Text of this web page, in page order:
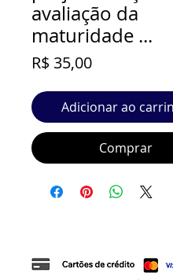
avaliação da
maturidade ...
R$ 35,00Preço
Adicionar ao
Comprar